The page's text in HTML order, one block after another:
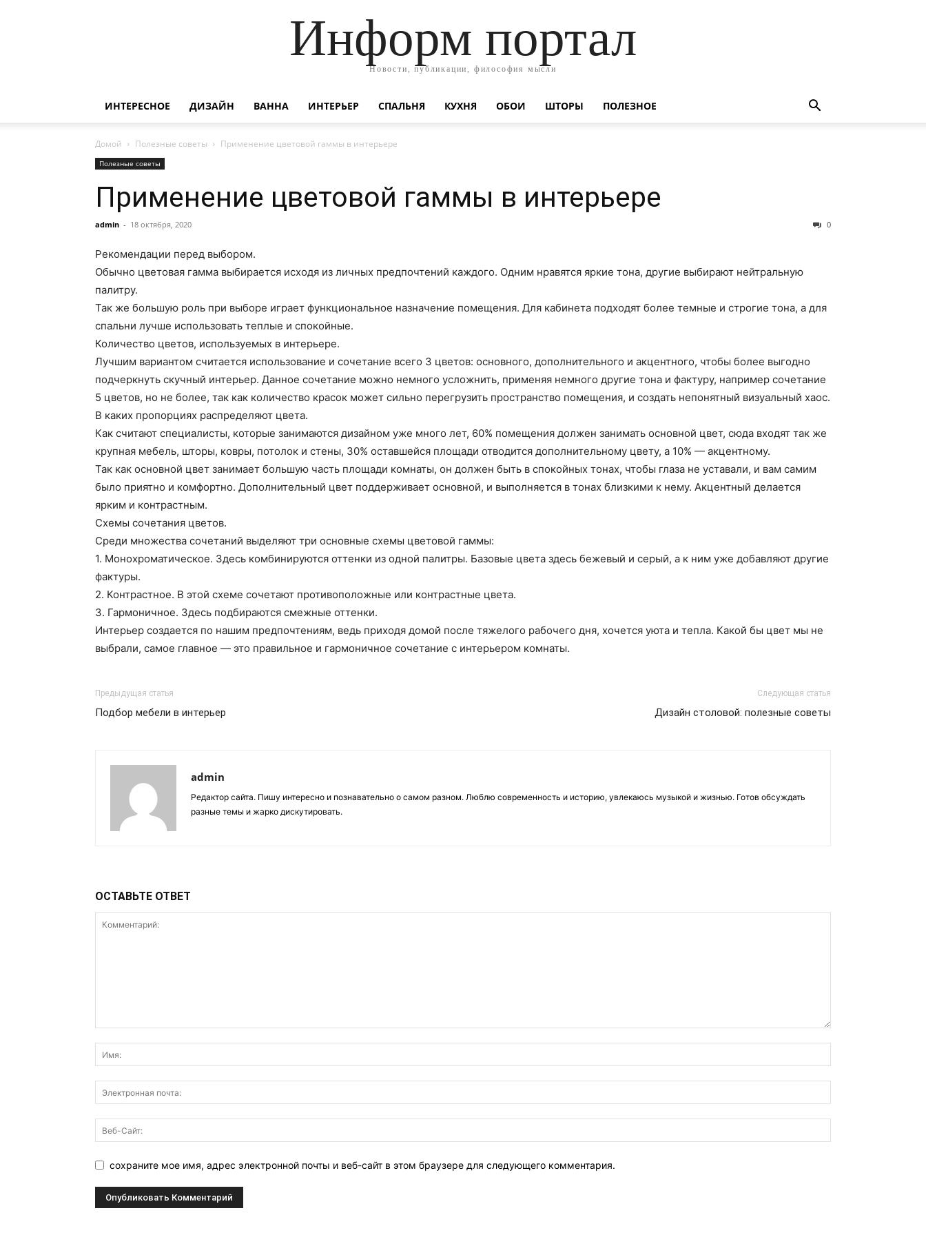
Информ портал
Новости, публикации, философия мысли
ИНТЕРЕСНОЕ ДИЗАЙН ВАННА ИНТЕРЬЕР СПАЛЬНЯ КУХНЯ ОБОИ ШТОРЫ ПОЛЕЗНОЕ
Домой Полезные советы Применение цветовой гаммы в интерьере
Полезные советы
Применение цветовой гаммы в интерьере
admin - 18 октября, 2020 0
Рекомендации перед выбором.
Обычно цветовая гамма выбирается исходя из личных предпочтений каждого. Одним нравятся яркие тона, другие выбирают нейтральную
палитру.
Так же большую роль при выборе играет функциональное назначение помещения. Для кабинета подходят более темные и строгие тона, а для
спальни лучше использовать теплые и спокойные.
Количество цветов, используемых в интерьере.
Лучшим вариантом считается использование и сочетание всего 3 цветов: основного, дополнительного и акцентного, чтобы более выгодно
подчеркнуть скучный интерьер. Данное сочетание можно немного усложнить, применяя немного другие тона и фактуру, например сочетание
5 цветов, но не более, так как количество красок может сильно перегрузить пространство помещения, и создать непонятный визуальный хаос.
В каких пропорциях распределяют цвета.
Как считают специалисты, которые занимаются дизайном уже много лет, 60% помещения должен занимать основной цвет, сюда входят так же
крупная мебель, шторы, ковры, потолок и стены, 30% оставшейся площади отводится дополнительному цвету, а 10% — акцентному.
Так как основной цвет занимает большую часть площади комнаты, он должен быть в спокойных тонах, чтобы глаза не уставали, и вам самим
было приятно и комфортно. Дополнительный цвет поддерживает основной, и выполняется в тонах близкими к нему. Акцентный делается
ярким и контрастным.
Схемы сочетания цветов.
Среди множества сочетаний выделяют три основные схемы цветовой гаммы:
1. Монохроматическое. Здесь комбинируются оттенки из одной палитры. Базовые цвета здесь бежевый и серый, а к ним уже добавляют другие
фактуры.
2. Контрастное. В этой схеме сочетают противоположные или контрастные цвета.
3. Гармоничное. Здесь подбираются смежные оттенки.
Интерьер создается по нашим предпочтениям, ведь приходя домой после тяжелого рабочего дня, хочется уюта и тепла. Какой бы цвет мы не
выбрали, самое главное — это правильное и гармоничное сочетание с интерьером комнаты.
Предыдущая статья
Подбор мебели в интерьер
Следующая статья
Дизайн столовой: полезные советы
admin
Редактор сайта. Пишу интересно и познавательно о самом разном. Люблю современность и историю, увлекаюсь музыкой и жизнью. Готов обсуждать
разные темы и жарко дискутировать.
ОСТАВЬТЕ ОТВЕТ
сохраните мое имя, адрес электронной почты и веб-сайт в этом браузере для следующего комментария.